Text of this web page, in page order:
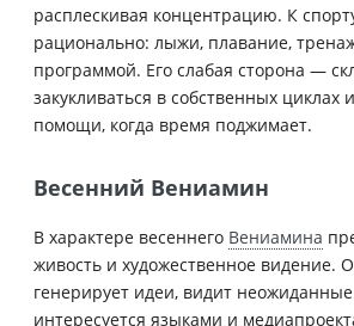
расплескивая концентрацию. К
рационально: лыжи, плавание,
программой. Его слабая сторона —
закукливаться в собственных циклах
помощи, когда время поджимает.
Весенний Вениамин
В характере весеннего Вениамина
живость и художественное видение.
генерирует идеи, видит неожиданные
интересуется языками и